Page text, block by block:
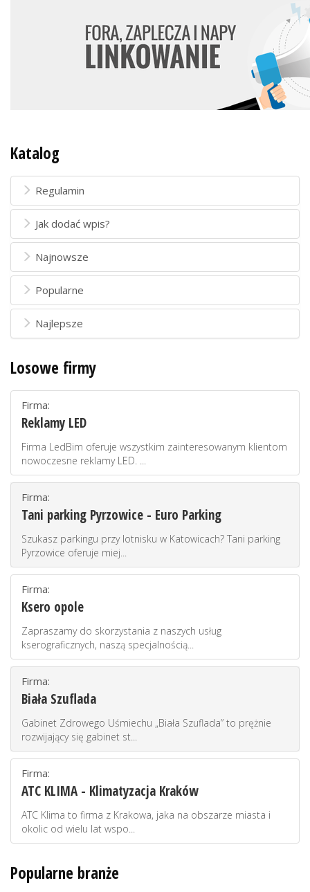
Katalog
Regulamin
Jak dodać wpis?
Najnowsze
Popularne
Najlepsze
Losowe firmy
Firma:
Reklamy LED
Firma LedBim oferuje wszystkim zainteresowanym klientom
nowoczesne reklamy LED. ...
Firma:
Tani parking Pyrzowice - Euro Parking
Szukasz parkingu przy lotnisku w Katowicach? Tani parking
Pyrzowice oferuje miej...
Firma:
Ksero opole
Zapraszamy do skorzystania z naszych usług
kserograficznych, naszą specjalnością...
Firma:
Biała Szuflada
Gabinet Zdrowego Uśmiechu „Biała Szuflada” to prężnie
rozwijający się gabinet st...
Firma:
ATC KLIMA - Klimatyzacja Kraków
ATC Klima to firma z Krakowa, jaka na obszarze miasta i
okolic od wielu lat wspo...
Popularne branże